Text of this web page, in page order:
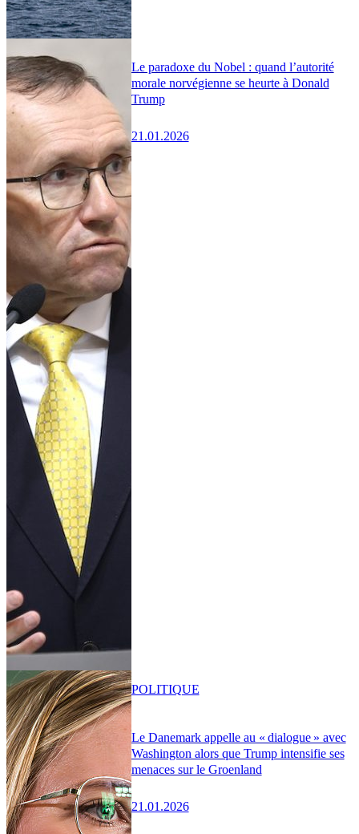
Le paradoxe du Nobel : quand l’autorité
morale norvégienne se heurte à Donald
Trump
21.01.2026
Le Danemark appelle au « dialogue » avec
Washington alors que Trump intensifie ses
menaces sur le Groenland
21.01.2026
POLITIQUE